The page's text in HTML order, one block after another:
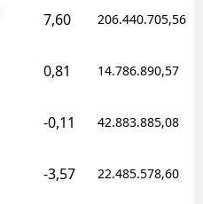
7,60 206.440.705,56
0,81 14.786.890,57
-0,11 42.883.885,08
-3,57 22.485.578,60